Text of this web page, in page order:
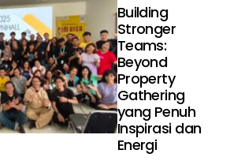
Building
Stronger
Teams:
Beyond
Property
Gathering
yang Penuh
Inspirasi dan
Energi